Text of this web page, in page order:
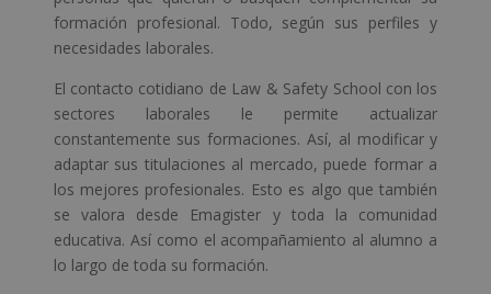
formación profesional. Todo, según sus perfiles y
necesidades laborales.
El contacto cotidiano de Law & Safety School con los
sectores laborales le permite actualizar
constantemente sus formaciones. Así, al modificar y
adaptar sus titulaciones al mercado, puede formar a
los mejores profesionales. Esto es algo que también
se valora desde Emagister y toda la comunidad
educativa. Así como el acompañamiento al alumno a
lo largo de toda su formación.